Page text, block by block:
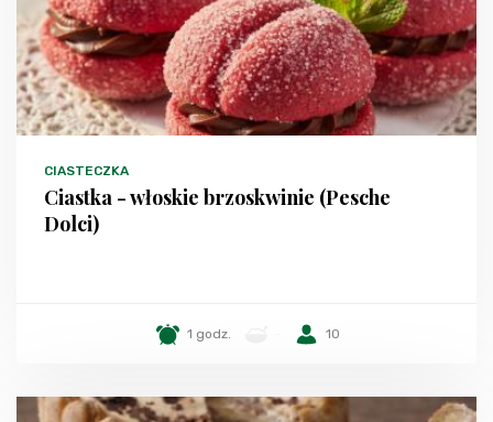
CIASTECZKA
Ciastka - włoskie brzoskwinie (Pesche
Dolci)
1 godz. 10